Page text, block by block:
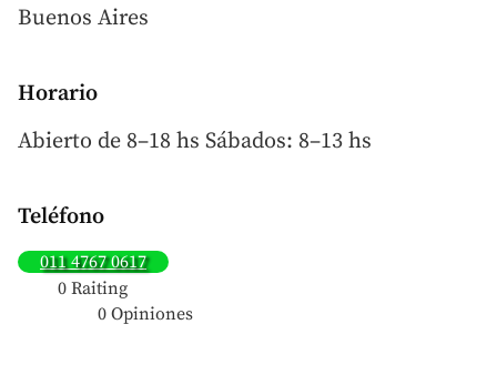
Buenos Aires
Horario
Abierto de 8–18 hs Sábados: 8–13 hs
Teléfono
011 4767 0617
0 Raiting
0 Opiniones